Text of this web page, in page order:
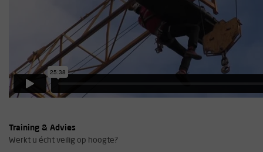
Training & Advies
Werkt u écht veilig op hoogte?